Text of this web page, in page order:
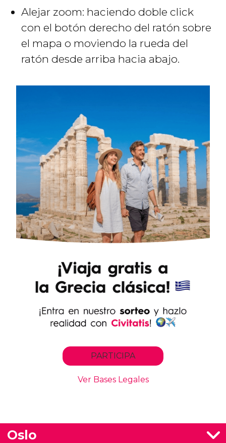
Alejar zoom: haciendo doble click
con el botón derecho del ratón sobre
el mapa o moviendo la rueda del
ratón desde arriba hacia abajo.
Oslo